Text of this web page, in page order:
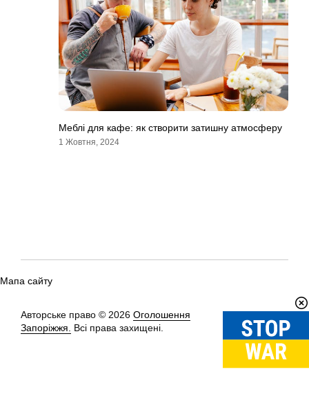
Меблі для кафе: як створити затишну атмосферу
1 Жовтня, 2024
Мапа сайту
Авторське право © 2026 Оголошення
Запоріжжя.
Всі права захищені.
Вгору↑